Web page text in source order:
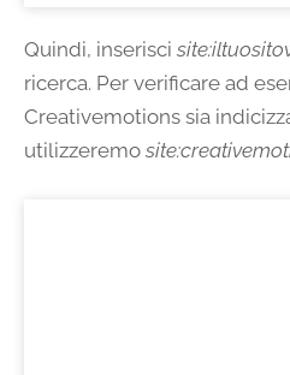
Quindi, inserisci
ricerca. Per verificare ad
Creativemotions sia
utilizzeremo